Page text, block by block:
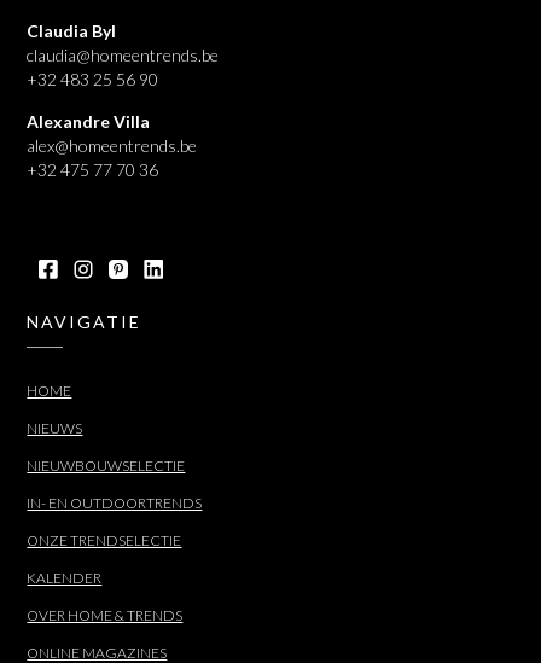
Claudia Byl
claudia@homeentrends.be
+32 483 25 56 90
Alexandre Villa
alex@homeentrends.be
+32 475 77 70 36
NAVIGATIE
HOME
NIEUWS
NIEUWBOUWSELECTIE
IN- EN OUTDOORTRENDS
ONZE TRENDSELECTIE
KALENDER
OVER HOME & TRENDS
ONLINE MAGAZINES